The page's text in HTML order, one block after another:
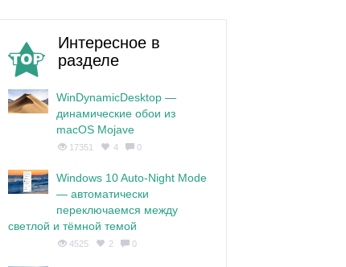
Интересное в
разделе
WinDynamicDesktop —
динамические обои из
macOS Mojave
17351 4 0
Windows 10 Auto-Night Mode
— автоматически
переключаемся между
светлой и тёмной темой
4525 2 0